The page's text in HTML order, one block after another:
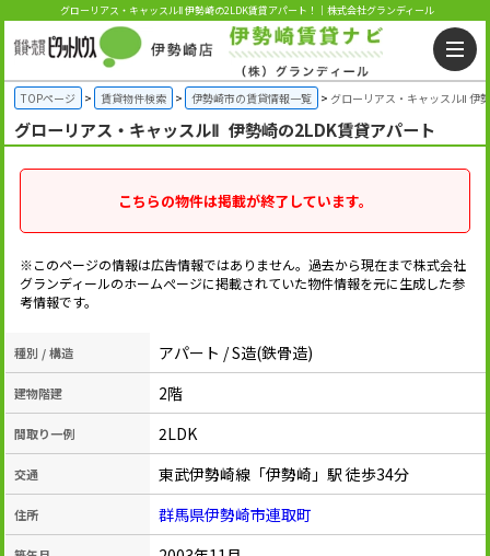
グローリアス・キャッスルⅡ 伊勢崎の2LDK賃貸アパート！｜株式会社グランディール
TOPページ 賃貸物件検索 伊勢崎市の賃貸情報一覧 グローリアス・キャッスルⅡ 伊
グローリアス・キャッスルⅡ 伊勢崎の2LDK賃貸アパート
こちらの物件は掲載が終了しています。
※このページの情報は広告情報ではありません。過去から現在まで株式会社
グランディールのホームぺージに掲載されていた物件情報を元に生成した参
考情報です。
種別 / 構造 アパート / S造(鉄骨造)
建物階建 2階
間取り一例 2LDK
交通 東武伊勢崎線「伊勢崎」駅 徒歩34分
住所 群馬県伊勢崎市連取町